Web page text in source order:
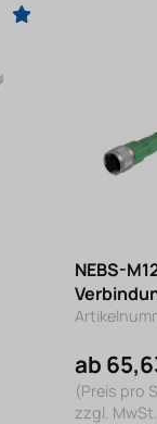
NEBS-
ab
(Preis pro
zzgl.